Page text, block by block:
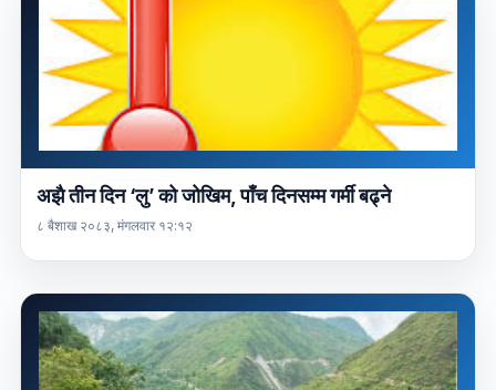
अझै तीन दिन ‘लु’ को जोखिम, पाँच दिनसम्म गर्मी बढ्ने
८ बैशाख २०८३, मंगलवार १२:१२